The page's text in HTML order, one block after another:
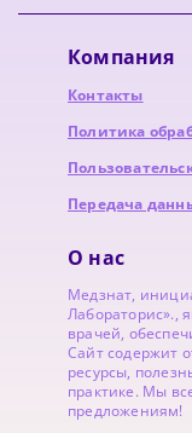
Компания
Контакты
Политика
Передача
О нас
Медзнат,
Лабораторис».,
врачей,
Сайт содержит
ресурсы,
практике. Мы
предложениям!